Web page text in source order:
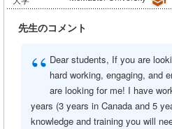
先生のコメント
“ Dear students, If you are
hard working, engaging, and
are looking for me! I have
years (3 years in Canada and 5
knowledge and training you will